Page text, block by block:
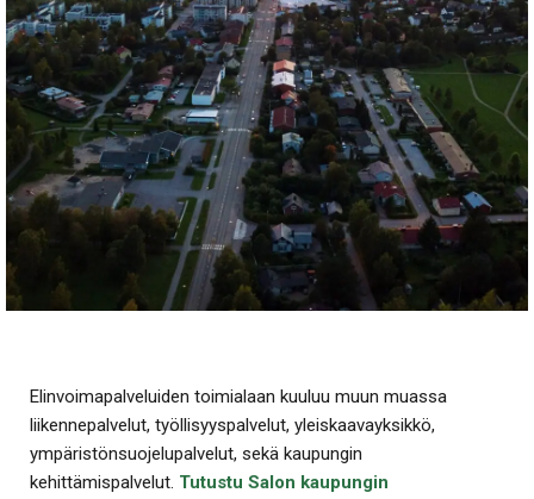
Elinvoimapalveluiden toimialaan kuuluu muun muassa
liikennepalvelut, työllisyyspalvelut, yleiskaavayksikkö,
ympäristönsuojelupalvelut, sekä kaupungin
kehittämispalvelut. Tutustu Salon kaupungin